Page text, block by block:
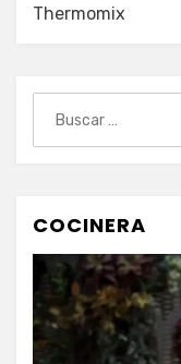
Thermomix
COCINERA